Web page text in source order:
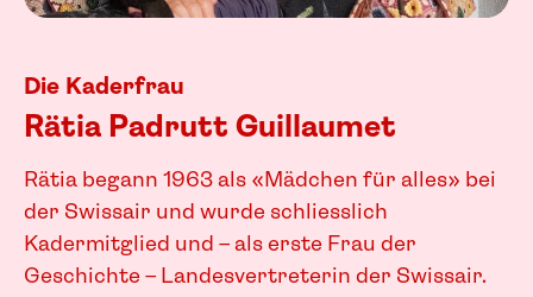
Die Kaderfrau
Rätia Padrutt Guillaumet
Rätia begann 1963 als «Mädchen für alles» bei
der Swissair und wurde schliesslich
Kadermitglied und – als erste Frau der
Geschichte – Landesvertreterin der Swissair.